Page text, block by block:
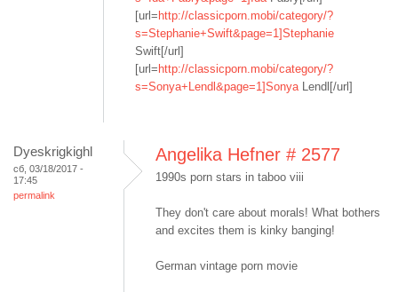
[url= http://classicporn.mobi/category/?
s=Stephanie+Swift&page=1]Stephanie
Swift[/url]
[url= http://classicporn.mobi/category/?
s=Sonya+Lendl&page=1]SonyaLendl[/url]
Dyeskrigkighl
сб, 03/18/2017 -
17:45
permalink
Angelika Hefner # 2577
1990s porn stars in taboo viii
They don't care about morals! What bothers
and excites them is kinky banging!
German vintage porn movie